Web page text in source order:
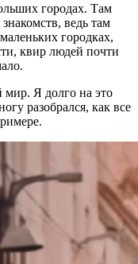
городах. Там
ведь там
городках,
квир людей почти
мир. Я долго на это
разобрался, как все